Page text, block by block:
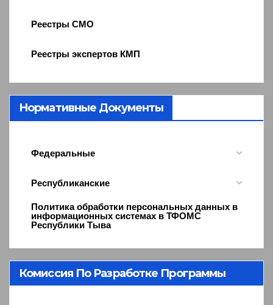
Реестры СМО
Реестры экспертов КМП
Нормативные Документы
Федеральные
Республиканские
Политика обработки персональных данных в
информационных системах в ТФОМС
Республики Тыва
Комиссия По Разработке Программы